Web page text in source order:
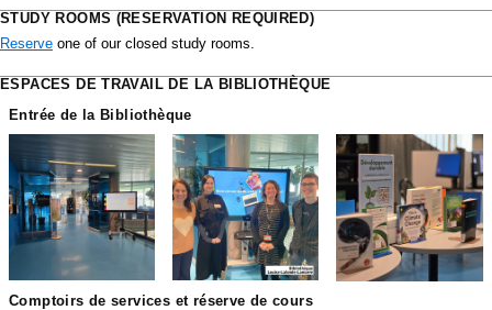
STUDY ROOMS (RESERVATION REQUIRED)
Reserve one of our closed study rooms.
ESPACES DE TRAVAIL DE LA BIBLIOTHÈQUE
Entrée de la Bibliothèque
1_1.PNG 2_0.PNG 3_0.PNG
Comptoirs de services et réserve de cours